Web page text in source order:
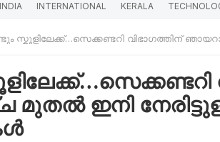
INDIA INTERNATIONAL KERALA
സ്കൂളിലേക്ക്…സെക്കണ്ടറി വിഭാഗത്തിന് ഞായറാഴ്ച
മുതൽ ഇനി